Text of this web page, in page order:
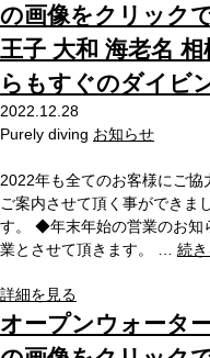
の画像をクリック
王子 大和 海老名
らもすぐのダイビ
2022.12.28
Purely diving お知らせ
2022年も全てのお客様にご
ご案内させて頂く事ができま
す。 ◆年末年始の営業のお知
業とさせて頂きます。 … 続
詳細を見る
オープンウォータ